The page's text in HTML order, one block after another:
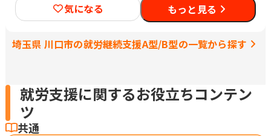
気になる もっと見る
埼玉県 川口市の就労継続支援A型/B型の一覧から探す
就労支援に関するお役立ちコンテン
ツ
共通